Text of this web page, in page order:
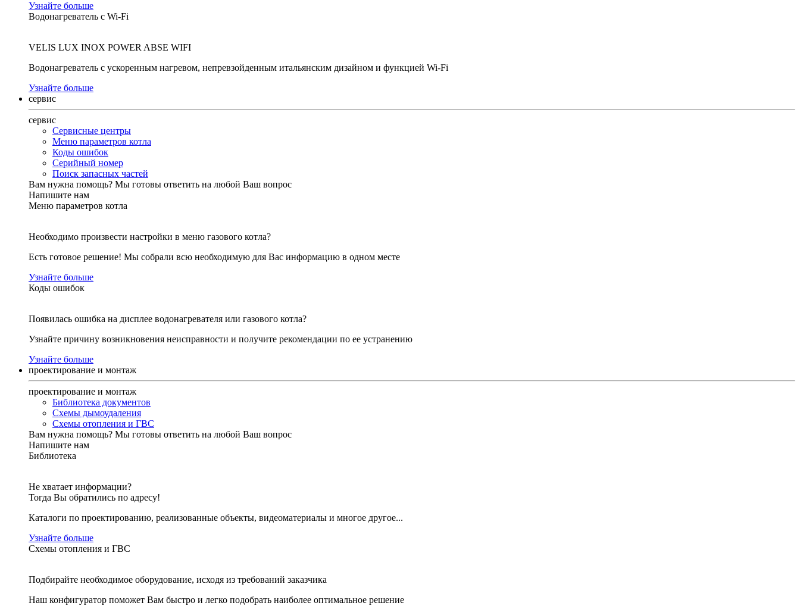
Узнайте больше
Водонагреватель с Wi-Fi
VELIS LUX INOX POWER ABSE WIFI
Водонагреватель с ускоренным нагревом, непревзойденным итальянским дизайном и функцией Wi-Fi
Узнайте больше
сервис
сервис
Сервисные центры
Меню параметров котла
Коды ошибок
Серийный номер
Поиск запасных частей
Вам нужна помощь? Мы готовы ответить на любой Ваш вопрос
Напишите нам
Меню параметров котла
Необходимо произвести настройки в меню газового котла?
Есть готовое решение! Мы собрали всю необходимую для Вас информацию в одном месте
Узнайте больше
Коды ошибок
Появилась ошибка на дисплее водонагревателя или газового котла?
Узнайте причину возникновения неисправности и получите рекомендации по ее устранению
Узнайте больше
проектирование и монтаж
проектирование и монтаж
Библиотека документов
Схемы дымоудаления
Схемы отопления и ГВС
Вам нужна помощь? Мы готовы ответить на любой Ваш вопрос
Напишите нам
Библиотека
Не хватает информации?
Тогда Вы обратились по адресу!
Каталоги по проектированию, реализованные объекты, видеоматериалы и многое другое...
Узнайте больше
Схемы отопления и ГВС
Подбирайте необходимое оборудование, исходя из требований заказчика
Наш конфигуратор поможет Вам быстро и легко подобрать наиболее оптимальное решение